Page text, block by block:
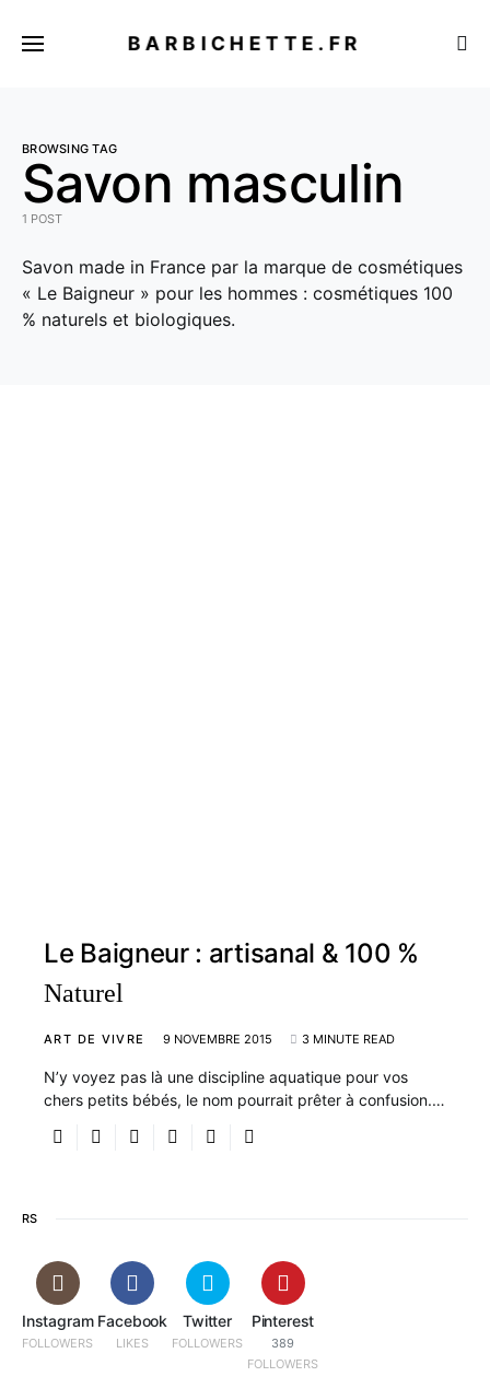
BARBICHETTE.FR
BROWSING TAG
Savon masculin
1 POST
Savon made in France par la marque de cosmétiques
« Le Baigneur » pour les hommes : cosmétiques 100
% naturels et biologiques.
Le Baigneur : artisanal & 100 %
Naturel
ART DE VIVRE 9 NOVEMBRE 2015 3 MINUTE READ
N’y voyez pas là une discipline aquatique pour vos
chers petits bébés, le nom pourrait prêter à confusion.…
RS
Instagram
FOLLOWERS
Facebook
LIKES
Twitter
FOLLOWERS
Pinterest
389
FOLLOWERS